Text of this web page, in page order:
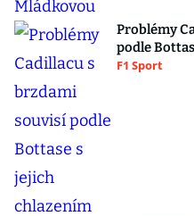
Problémy
podle
F1 Sport